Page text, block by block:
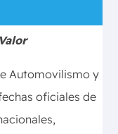
Automovilismo y
oficiales de